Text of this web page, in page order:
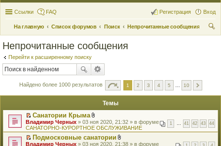
Ссылки FAQ Вход
Регистрация
На главную Список форумов Поиск
Непрочитанные сообщения
Непрочитанные сообщения
Перейти к расширенному поиску
Найдено более 1000 результатов 1 2 3 4 5 10
Темы
П
е
р
й
Санатории Крыма
В
л
о
ж
е
1 41 42 43 44
Владимир Черных » 03 ноя 2020, 21:32 » в форуме
САНАТОРНО-КУРОРТНОЕ ОБСЛУЖИВАНИЕ
П
Подмосковные санатории
В
Владимир Черных » 03 ноя 2020, 21:38 » в форуме